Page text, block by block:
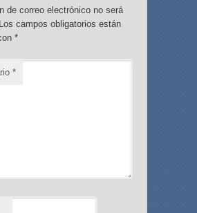
de correo electrónico no será
Los campos obligatorios están
*
*